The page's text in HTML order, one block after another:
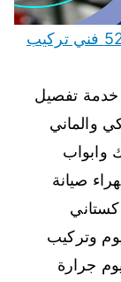
فني المنيوم اسطبلات الجهراء 52227343 فني تركيب
خدمة تفصيل
والماني
وابواب
صيانة
وتركيب
جرارة